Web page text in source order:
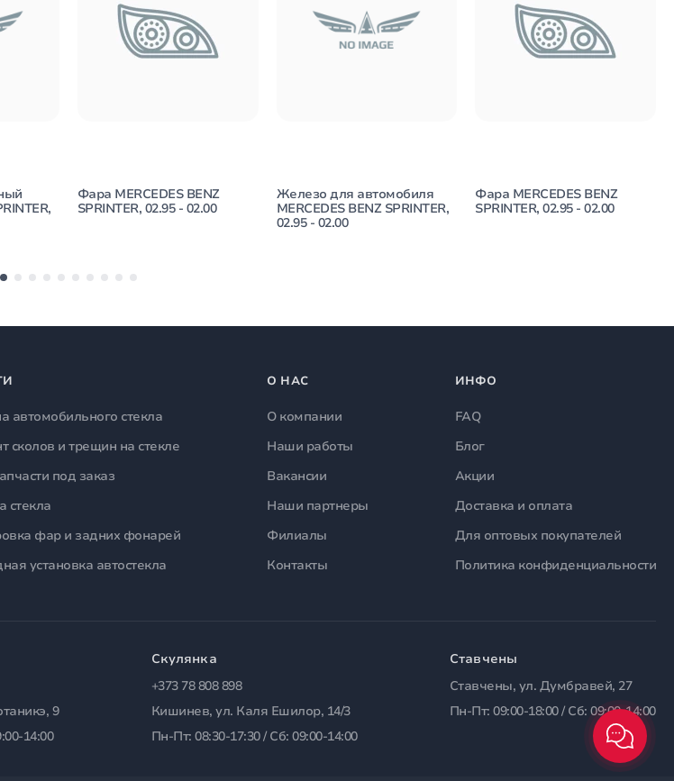
Фара MERCEDES BENZ
SPRINTER, 02.95 - 02.00
Железо для автомобиля
MERCEDES BENZ SPRINTER,
02.95 - 02.00
Фара MERCEDES BENZ
SPRINTER, 02.95 - 02.00
автомобильного стекла
сколов и трещин на стекле
под заказ
стекла
фар и задних фонарей
установка автостекла
О НАС
О компании
Наши работы
Вакансии
Наши партнеры
Филиалы
Контакты
ИНФО
FAQ
Блог
Акции
Доставка и оплата
Для оптовых покупателей
Политика конфиденциальности
9
14:00
Скулянка
+373 78 808 898
Кишинев, ул. Каля Ешилор, 14/3
Пн-Пт: 08:30-17:30 / Сб: 09:00-14:00
Ставчены
Ставчены, ул. Думбравей, 27
Пн-Пт: 09:00-18:00 / Сб: 09:00-14:00